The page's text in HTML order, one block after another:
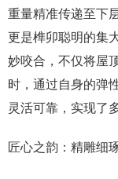
重量精准传递至下
更是榫卯聪明的集
妙咬合，不仅将屋
时，通过自身的弹
灵活可靠，实现了
匠心之韵：精雕细